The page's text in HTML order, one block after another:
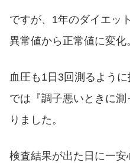
ですが、1年のダイエッ
異常値から正常値に変化
血圧も1日3回測るよう
では『調子悪いときに
りました。
検査結果が出た日に一